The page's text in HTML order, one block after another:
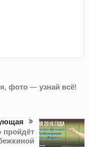
фото — узнай всё!
пройдёт